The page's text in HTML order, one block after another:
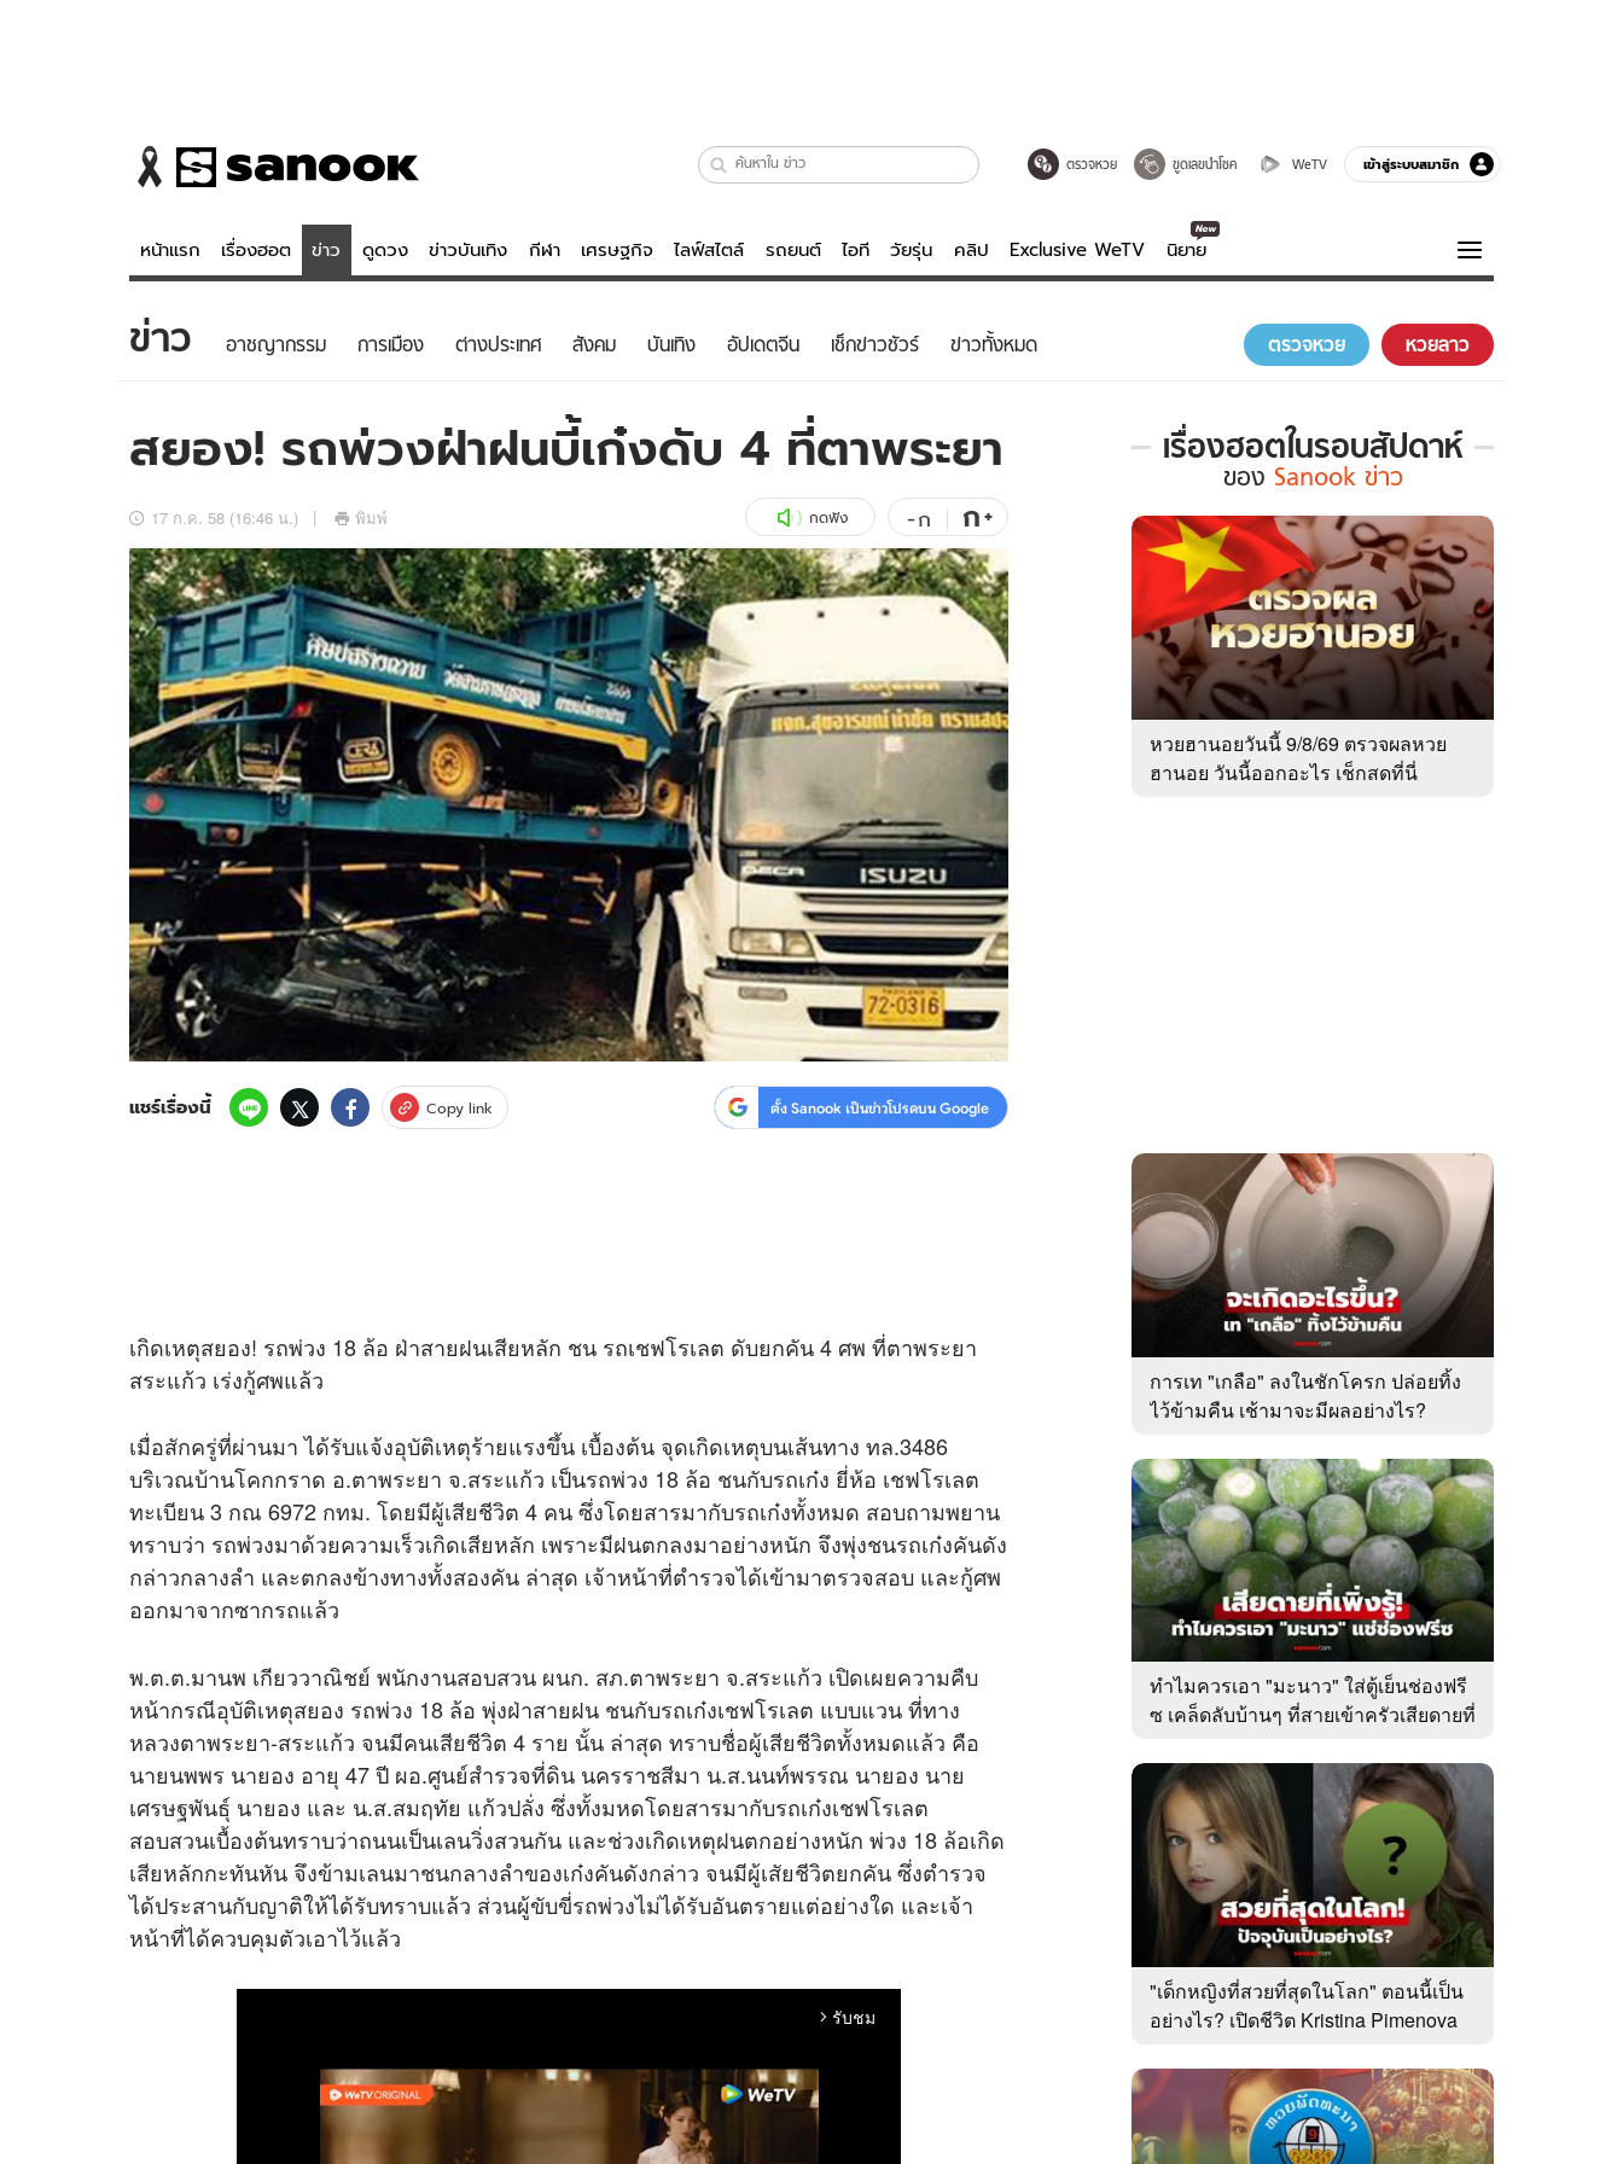
ตรวจหวย ขูดเลขนำโชค WeTV เข้าสู่ระบบสมาชิก
หน้าแรก เรื่องฮอต ข่าว ดูดวง ข่าวบันเทิง กีฬา เศรษฐกิจ ไลฟ์สไตล์ รถยนต์ ไอที วัยรุ่น คลิป Exclusive WeTV นิยาย
ข่าว
ข่าวบันเทิง
อัปเดตจีน
เช็กข่าวชัวร์
ดูดวง - ตรวจหวย
สถิติหวยไทย
ไลฟ์สไตล์
วัยรุ่น
รถยนต์
สุขภาพ
เที่ยว-กิน
Tasteful Thailand
Sanook Choice
บันเทิงครบรส
เกมส์
คลิป
พอดแคสต์
ดูทีวี
WeTV
Exclusive WeTV
นิยาย
ความรู้รอบตัว
ฮาวทู
ดาวน์โหลดสนุกแอปฟรี ติดตามสนุกโซเชียลได้ที่
สงวนลิขสิทธิ์ © บริษัท อิมเมจ ฟิวเจอร์ (ประเทศไทย) จำกัด
ข่าว อาชญากรรม การเมือง ต่างประเทศ สังคม บันเทิง อัปเดตจีน เช็กข่าวชัวร์ ข่าวทั้งหมด ตรวจหวย หวยลาว
สยอง! รถพ่วงฝ่าฝนบี้เก๋งดับ 4 ที่ตาพระยา
17 ก.ค. 58 (16:46 น.) พิมพ์ กดฟัง -ก ก+
แชร์เรื่องนี้ Copy link ตั้ง Sanook เป็นข่าวโปรดบน Google
เกิดเหตุสยอง! รถพ่วง 18 ล้อ ฝ่าสายฝนเสียหลัก ชน รถเชฟโรเลต ดับยกคัน 4 ศพ ที่ตาพระยา
สระแก้ว เร่งกู้ศพแล้ว
เมื่อสักครู่ที่ผ่านมา ได้รับแจ้งอุบัติเหตุร้ายแรงขึ้น เบื้องต้น จุดเกิดเหตุบนเส้นทาง ทล.3486
บริเวณบ้านโคกกราด อ.ตาพระยา จ.สระแก้ว เป็นรถพ่วง 18 ล้อ ชนกับรถเก๋ง ยี่ห้อ เชฟโรเลต
ทะเบียน 3 กณ 6972 กทม. โดยมีผู้เสียชีวิต 4 คน ซึ่งโดยสารมากับรถเก๋งทั้งหมด สอบถามพยาน
ทราบว่า รถพ่วงมาด้วยความเร็วเกิดเสียหลัก เพราะมีฝนตกลงมาอย่างหนัก จึงพุ่งชนรถเก๋งคันดัง
กล่าวกลางลำ และตกลงข้างทางทั้งสองคัน ล่าสุด เจ้าหน้าที่ตำรวจได้เข้ามาตรวจสอบ และกู้ศพ
ออกมาจากซากรถแล้ว
พ.ต.ต.มานพ เกียววาณิชย์ พนักงานสอบสวน ผนก. สภ.ตาพระยา จ.สระแก้ว เปิดเผยความคืบ
หน้ากรณีอุบัติเหตุสยอง รถพ่วง 18 ล้อ พุ่งฝ่าสายฝน ชนกับรถเก๋งเชฟโรเลต แบบแวน ที่ทาง
หลวงตาพระยา-สระแก้ว จนมีคนเสียชีวิต 4 ราย นั้น ล่าสุด ทราบชื่อผู้เสียชีวิตทั้งหมดแล้ว คือ
นายนพพร นายอง อายุ 47 ปี ผอ.ศูนย์สำรวจที่ดิน นครราชสีมา น.ส.นนท์พรรณ นายอง นาย
เศรษฐพันธุ์ นายอง และ น.ส.สมฤทัย แก้วปลั่ง ซึ่งทั้งมหดโดยสารมากับรถเก๋งเชฟโรเลต
สอบสวนเบื้องต้นทราบว่าถนนเป็นเลนวิ่งสวนกัน และช่วงเกิดเหตุฝนตกอย่างหนัก พ่วง 18 ล้อเกิด
เสียหลักกะทันหัน จึงข้ามเลนมาชนกลางลำของเก๋งคันดังกล่าว จนมีผู้เสัยชีวิตยกคัน ซึ่งตำรวจ
ได้ประสานกับญาติให้ได้รับทราบแล้ว ส่วนผู้ขับขี่รถพ่วงไม่ได้รับอันตรายแต่อย่างใด และเจ้า
หน้าที่ได้ควบคุมตัวเอาไว้แล้ว
arrow_forward_ios รับชม
เรื่องฮอตในรอบสัปดาห์
เรื่อง
ใน
รอบ
สัปดาห์
Sanook
ข่าว
ของ Sanook ข่าว
หวยฮานอยวันนี้ 9/8/69 ตรวจผลหวย
ฮานอย วันนี้ออกอะไร เช็กสดที่นี่
การเท "เกลือ" ลงในชักโครก ปล่อยทิ้ง
ไว้ข้ามคืน เช้ามาจะมีผลอย่างไร?
ทำไมควรเอา "มะนาว" ใส่ตู้เย็นช่องฟรี
ซ เคล็ดลับบ้านๆ ที่สายเข้าครัวเสียดายที่
"เด็กหญิงที่สวยที่สุดในโลก" ตอนนี้เป็น
อย่างไร? เปิดชีวิต Kristina Pimenova